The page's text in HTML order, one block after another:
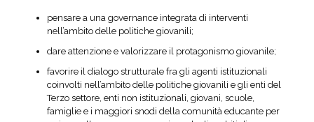
pensare a una governance integrata di interventi
nell’ambito delle politiche giovanili;
dare attenzione e valorizzare il protagonismo giovanile;
favorire il dialogo strutturale fra gli agenti istituzionali
coinvolti nell’ambito delle politiche giovanili e gli enti del
Terzo settore, enti non istituzionali, giovani, scuole,
famiglie e i maggiori snodi della comunità educante per